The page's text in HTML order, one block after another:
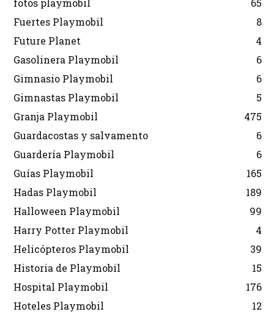
fotos playmobil
65
Fuertes Playmobil
8
Future Planet
4
Gasolinera Playmobil
6
Gimnasio Playmobil
6
Gimnastas Playmobil
5
Granja Playmobil
475
Guardacostas y salvamento
6
Guardería Playmobil
6
Guías Playmobil
165
Hadas Playmobil
189
Halloween Playmobil
99
Harry Potter Playmobil
4
Helicópteros Playmobil
39
Historia de Playmobil
15
Hospital Playmobil
176
Hoteles Playmobil
12